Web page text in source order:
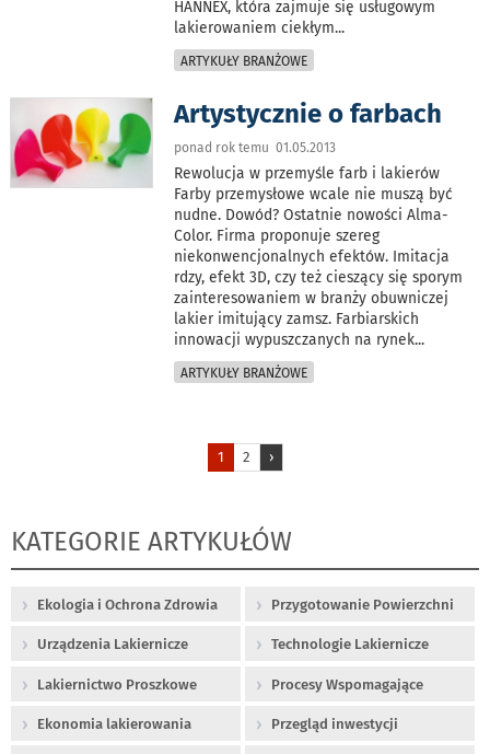
HANNEX, która zajmuje się usługowym
lakierowaniem ciekłym...
ARTYKUŁY BRANŻOWE
Artystycznie o farbach
ponad rok temu 01.05.2013
Rewolucja w przemyśle farb i lakierów
Farby przemysłowe wcale nie muszą być
nudne. Dowód? Ostatnie nowości Alma-
Color. Firma proponuje szereg
niekonwencjonalnych efektów. Imitacja
rdzy, efekt 3D, czy też cieszący się sporym
zainteresowaniem w branży obuwniczej
lakier imitujący zamsz. Farbiarskich
innowacji wypuszczanych na rynek...
ARTYKUŁY BRANŻOWE
1 2 ›
KATEGORIE ARTYKUŁÓW
Ekologia i Ochrona Zdrowia Przygotowanie Powierzchni
Urządzenia Lakiernicze Technologie Lakiernicze
Lakiernictwo Proszkowe Procesy Wspomagające
Ekonomia lakierowania Przegląd inwestycji